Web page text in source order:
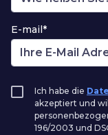
E-mail*
Ich habe die
akzeptiert und
196/2003 und